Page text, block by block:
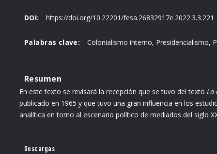
DOI: https://doi.org/10.22201/fesa.26832917e.2022.3.3.221
Palabras clave: Colonialismo interno, Presidencialismo,
Resumen
En este texto se revisará la recepción que se tuvo del texto La
publicado en 1965 y que tuvo una gran influencia en los
analítica en torno al escenario político de mediados del siglo
Descargas